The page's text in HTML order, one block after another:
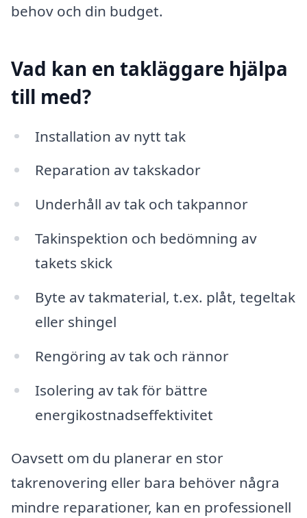
behov och din budget.
Vad kan en takläggare hjälpa
till med?
Installation av nytt tak
Reparation av takskador
Underhåll av tak och takpannor
Takinspektion och bedömning av
takets skick
Byte av takmaterial, t.ex. plåt, tegeltak
eller shingel
Rengöring av tak och rännor
Isolering av tak för bättre
energikostnadseffektivitet
Oavsett om du planerar en stor
takrenovering eller bara behöver några
mindre reparationer, kan en professionell